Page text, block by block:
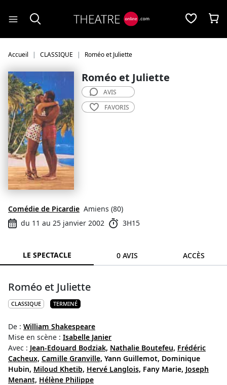
Accueil CLASSIQUE Roméo et Juliette
Roméo et Juliette
Comédie de Picardie Amiens (80)
du 11 au 25 janvier 2002
3H15
AVIS
FAVORIS
LE SPECTACLE 0 AVIS ACCÈS
Roméo et Juliette
CLASSIQUE TERMINÉ
De : William Shakespeare
Mise en scène : Isabelle Janier
Avec : Jean-Edouard Bodziak, Nathalie Boutefeu, Frédéric
Cacheux, Camille Granville, Yann Guillemot, Dominique
Hubin, Miloud Khetib, Hervé Langlois, Fany Marie, Joseph
Menant, Hélène Philippe